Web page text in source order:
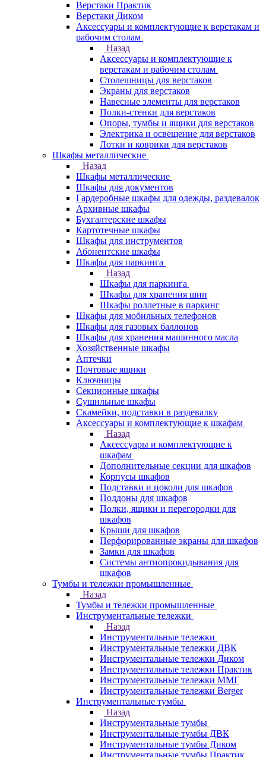
Верстаки Практик
Верстаки Диком
Аксессуары и комплектующие к верстакам и
рабочим столам
Назад
Аксессуары и комплектующие к
верстакам и рабочим столам
Столешницы для верстаков
Экраны для верстаков
Навесные элементы для верстаков
Полки-стенки для верстаков
Опоры, тумбы и ящики для верстаков
Электрика и освещение для верстаков
Лотки и коврики для верстаков
Шкафы металлические
Назад
Шкафы металлические
Шкафы для документов
Гардеробные шкафы для одежды, раздевалок
Архивные шкафы
Бухгалтерские шкафы
Картотечные шкафы
Шкафы для инструментов
Абонентские шкафы
Шкафы для паркинга
Назад
Шкафы для паркинга
Шкафы для хранения шин
Шкафы роллетные в паркинг
Шкафы для мобильных телефонов
Шкафы для газовых баллонов
Шкафы для хранения машинного масла
Хозяйственные шкафы
Аптечки
Почтовые ящики
Ключницы
Секционные шкафы
Сушильные шкафы
Скамейки, подставки в раздевалку
Аксессуары и комплектующие к шкафам
Назад
Аксессуары и комплектующие к
шкафам
Дополнительные секции для шкафов
Корпусы шкафов
Подставки и цоколи для шкафов
Поддоны для шкафов
Полки, ящики и перегородки для
шкафов
Крыши для шкафов
Перфорированные экраны для шкафов
Замки для шкафов
Системы антиопрокидывания для
шкафов
Тумбы и тележки промышленные
Назад
Тумбы и тележки промышленные
Инструментальные тележки
Назад
Инструментальные тележки
Инструментальные тележки ДВК
Инструментальные тележки Диком
Инструментальные тележки Практик
Инструментальные тележки ММГ
Инструментальные тележки Berger
Инструментальные тумбы
Назад
Инструментальные тумбы
Инструментальные тумбы ДВК
Инструментальные тумбы Диком
Инструментальные тумбы Практик